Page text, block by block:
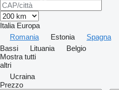
Italia Europa
Romania
Estonia Spagna
Bassi
Lituania
Belgio
Mostra tutti
altri
Ucraina
Prezzo